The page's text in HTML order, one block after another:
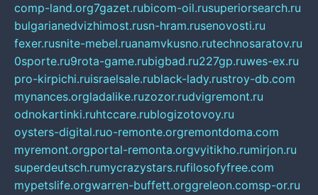
comp-land.org7gazet.rubicom-oil.rusuperiorsearch.ru
bulgarianedvizhimost.rusn-hram.rusenovosti.ru
fexer.rusnite-mebel.ruanamvkusno.rutechnosaratov.ru
0sporte.ru9rota-game.rubigbad.ru227gp.ruwes-ex.ru
pro-kirpichi.ruisraelsale.rublack-lady.rustroy-db.com
mynances.orgladalike.ruzozor.rudvigremont.ru
odnokartinki.ruhtccare.rublogizotovoy.ru
oysters-digital.ruo-remonte.orgremontdoma.com
myremont.orgportal-remonta.orgvyitikho.rumirjon.ru
superdeutsch.rumycrazystars.rufilosofyfree.com
mypetslife.orgwarren-buffett.orggreleon.comsp-or.ru